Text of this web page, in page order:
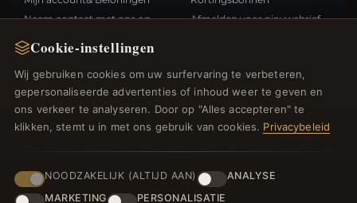
Cookie-instellingen
Wij gebruiken cookies om uw surfervaring te verbeteren,
gepersonaliseerde advertenties of inhoud weer te geven en
ons verkeer te analyseren. Door op "Alles accepteren" te
klikken, stemt u in met ons gebruik van cookies. Privacybeleid
NOODZAKELIJK (ALTIJD AAN)
ANALYSE
MARKETING
PERSONALISATIE
Neem contact met ons op
Afmelden voor nieuwsbrief
Nieuwe producten
Specials
Blog
Beoordelingen
Inloggen
BETAALMETHODEN